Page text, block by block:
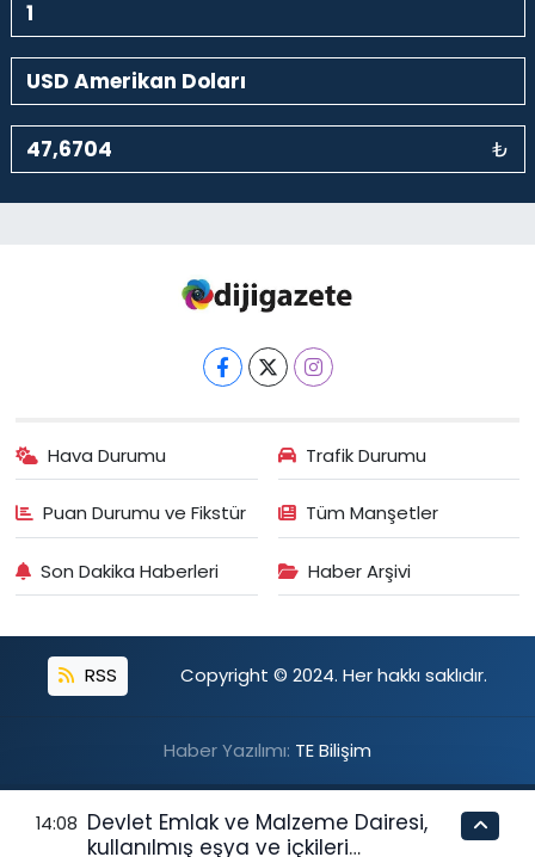
₺
Hava Durumu Trafik Durumu
Puan Durumu ve Fikstür Tüm Manşetler
Son Dakika Haberleri Haber Arşivi
RSS Copyright © 2024. Her hakkı saklıdır.
Haber Yazılımı: TE Bilişim
14:08 Devlet Emlak ve Malzeme Dairesi,
kullanılmış eşya ve içkileri